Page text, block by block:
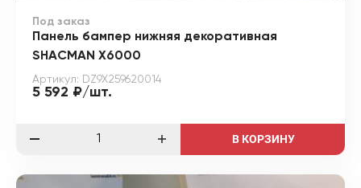
Под заказ
Панель бампер нижняя декоративная
SHACMAN X6000
Артикул: DZ9X259620014
5 592 ₽/шт.
В КОРЗИНУ